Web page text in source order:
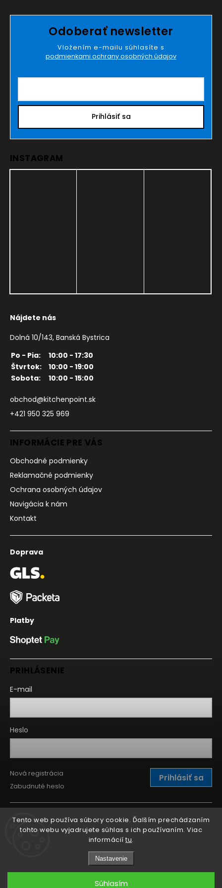
Tento web používa súbory cookie. Ďalším prechádzaním
tohto webu vyjadrujete súhlas s ich používaním. Viac
informácií tu.
Nastavenie
Súhlasím
Odoberať newsletter
Vložením e-mailu súhlasíte s
podmienkami ochrany osobných údajov
Prihlásiť sa
INSTAGRAM
Nájdete nás
Dolná 10/143, Banská Bystrica
Po - Pia:
10:00 - 17:30
Štvrtok:
10:00 - 19:00
Sobota:
10:00 - 15:00
obchod@kitchenpoint.sk
+421 950 325 969
INFORMÁCIE PRE VÁS
Obchodné podmienky
Reklamačné podmienky
Ochrana osobných údajov
Navigácia k nám
Kontakt
Doprava
Platby
PRIHLÁSENIE
E-mail
Heslo
Prihlásiť sa
Nová registrácia
Zabudnuté heslo